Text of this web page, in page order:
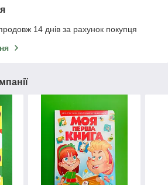
14 днів за рахунок покупця